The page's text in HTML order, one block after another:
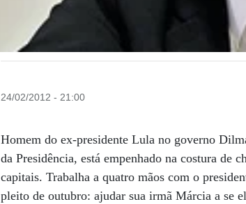
24/02/2012 - 21:00
Homem do ex-presidente Lula no governo
da Presidência, está empenhado na costura de
capitais. Trabalha a quatro mãos com o
pleito de outubro: ajudar sua irmã Márcia a se